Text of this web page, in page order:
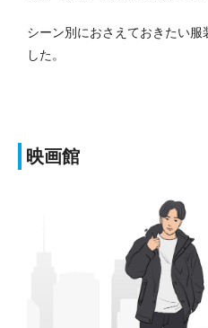
シーン別におさえておきたい服
した。
映画館